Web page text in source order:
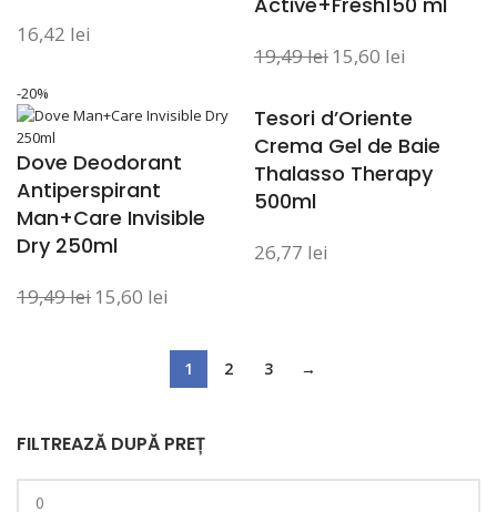
FILTREAZĂ DUPĂ PREȚ
16,42 lei
19,49lei 15,60 lei
-20%
Dove Deodorant
Antiperspirant
Man+Care Invisible
Dry 250ml
19,49lei 15,60 lei
Tesori d’Oriente
Crema Gel de Baie
Thalasso Therapy
500ml
26,77 lei
1 2 3 →